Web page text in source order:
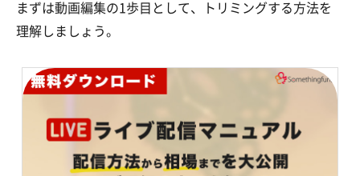
まずは動画編集の1歩目として、トリミングする方法を
理解しましょう。